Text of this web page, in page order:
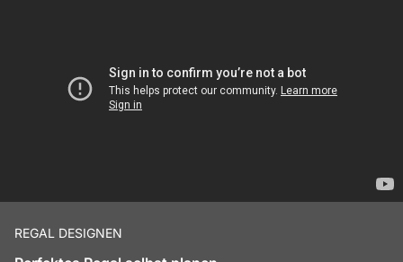
REGAL DESIGNEN